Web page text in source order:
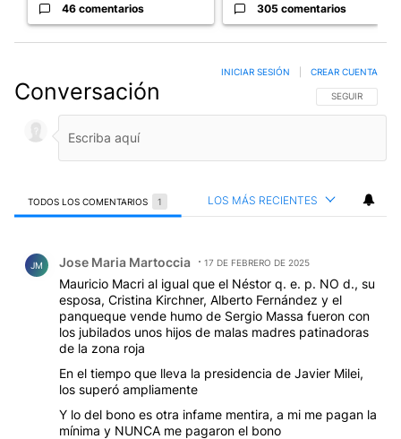
46 comentarios 305 comentarios
Conversación SIGA ESTA
SEGUIR
INICIAR SESIÓN CREAR CUENTA
TODOS LOS COMENTARIOS 1 LOS MÁS RECIENTES
JM Jose Maria Martoccia 17 DE FEBRERO DE 2025
Mauricio Macri al igual que el Néstor q. e. p. NO d., su
esposa, Cristina Kirchner, Alberto Fernández y el
panqueque vende humo de Sergio Massa fueron con
los jubilados unos hijos de malas madres patinadoras
de la zona roja
En el tiempo que lleva la presidencia de Javier Milei,
los superó ampliamente
Y lo del bono es otra infame mentira, a mi me pagan la
mínima y NUNCA me pagaron el bono